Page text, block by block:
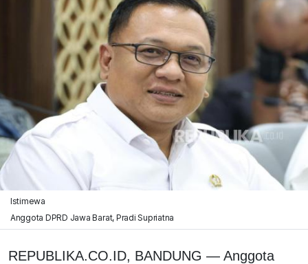
Istimewa
Anggota DPRD Jawa Barat, Pradi Supriatna
REPUBLIKA.CO.ID, BANDUNG — Anggota